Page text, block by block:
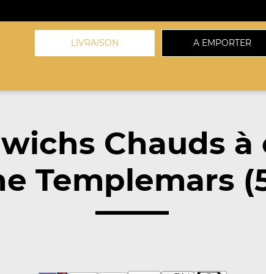
LIVRAISON A EMPORTER
Chauds
Templemars